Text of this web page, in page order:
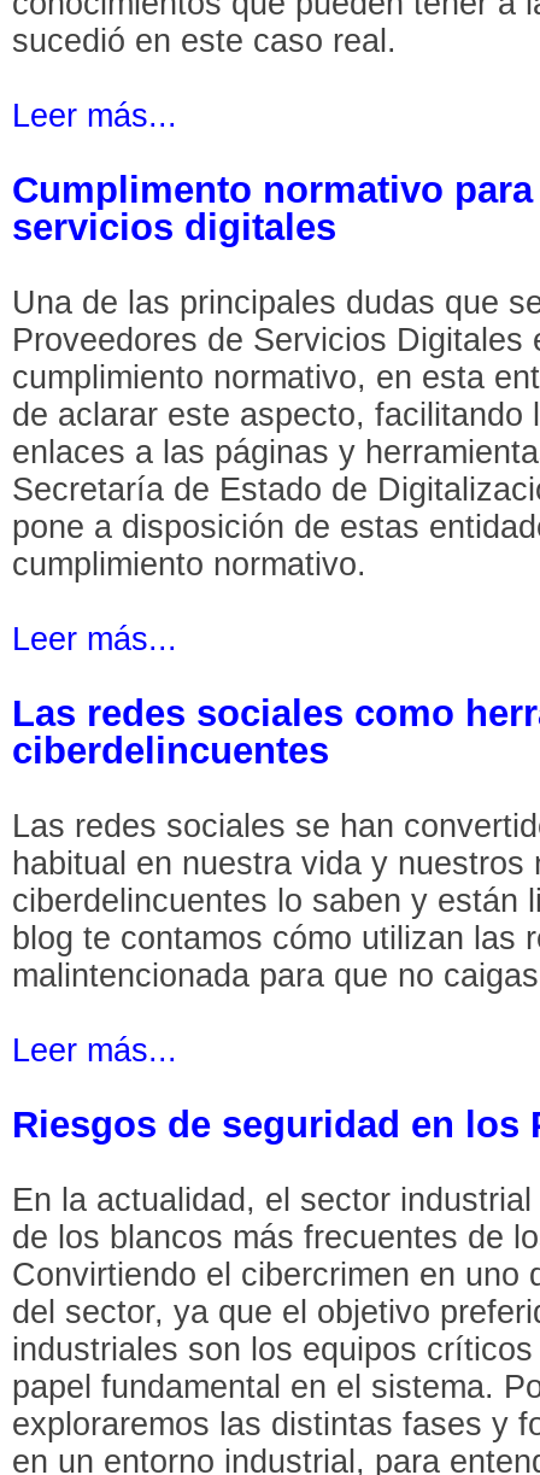
sucedió en este caso real.
Leer más...
Cumplimento normativo
servicios digitales
Una de las principales dudas que
Proveedores de Servicios Digitales
cumplimiento normativo, en esta
de aclarar este aspecto, facilitando
enlaces a las páginas y
Secretaría de Estado de
pone a disposición de estas
cumplimiento normativo.
Leer más...
Las redes sociales como
ciberdelincuentes
Las redes sociales se han
habitual en nuestra vida y nuestros
ciberdelincuentes lo saben y están
blog te contamos cómo utilizan las
malintencionada para que no
Leer más...
Riesgos de seguridad en los
En la actualidad, el sector
de los blancos más frecuentes de
Convirtiendo el cibercrimen en uno
del sector, ya que el objetivo
industriales son los equipos
papel fundamental en el sistema.
exploraremos las distintas fases y
en un entorno industrial, para